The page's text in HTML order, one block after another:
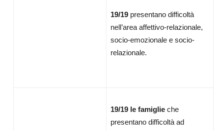
19/19 presentano difficoltà
nell’area affettivo-relazionale,
socio-emozionale e socio-
relazionale.
19/19 le famiglie che
presentano difficoltà ad